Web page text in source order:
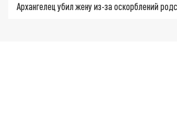
Архангелец убил жену из-за оскорблений